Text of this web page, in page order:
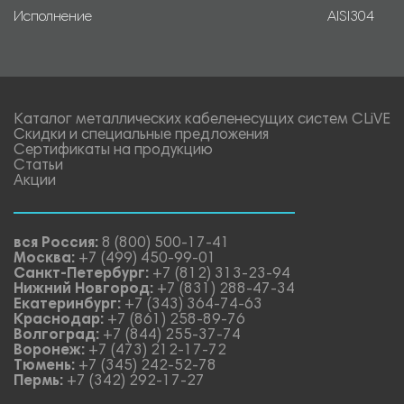
Исполнение AISI304
Каталог металлических кабеленесущих систем CLiVE
Скидки и специальные предложения
Сертификаты на продукцию
Статьи
Акции
вся Россия: 8 (800) 500-17-41
Москва: +7 (499) 450-99-01
Санкт-Петербург: +7 (812) 313-23-94
Нижний Новгород: +7 (831) 288-47-34
Екатеринбург: +7 (343) 364-74-63
Краснодар: +7 (861) 258-89-76
Волгоград: +7 (844) 255-37-74
Воронеж: +7 (473) 212-17-72
Тюмень: +7 (345) 242-52-78
Пермь: +7 (342) 292-17-27